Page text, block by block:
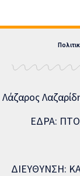
Λάζαρος
ΕΔΡΑ:
ΔΙΕΥΘΥΝΣΗ: